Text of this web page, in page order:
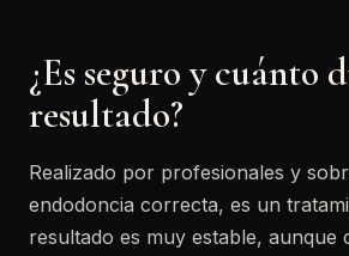
¿Es seguro y cuánto
resultado?
Realizado por profesionales y
endodoncia correcta, es un
resultado es muy estable, aunque